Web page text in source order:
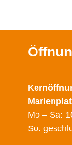
Mo – Sa:
So: